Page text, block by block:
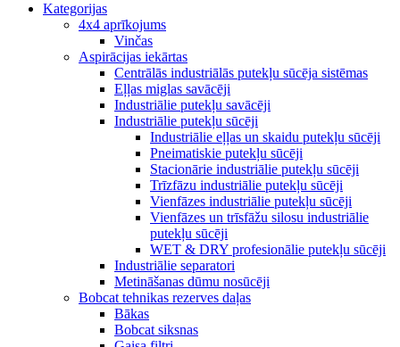
Kategorijas
4x4 aprīkojums
Vinčas
Aspirācijas iekārtas
Centrālās industriālās putekļu sūcēja sistēmas
Eļļas miglas savācēji
Industriālie putekļu savācēji
Industriālie putekļu sūcēji
Industriālie eļļas un skaidu putekļu sūcēji
Pneimatiskie putekļu sūcēji
Stacionārie industriālie putekļu sūcēji
Trīzfāzu industriālie putekļu sūcēji
Vienfāzes industriālie putekļu sūcēji
Vienfāzes un trīsfāžu silosu industriālie
putekļu sūcēji
WET & DRY profesionālie putekļu sūcēji
Industriālie separatori
Metināšanas dūmu nosūcēji
Bobcat tehnikas rezerves daļas
Bākas
Bobcat siksnas